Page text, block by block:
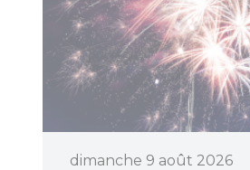
dimanche 9 août 2026